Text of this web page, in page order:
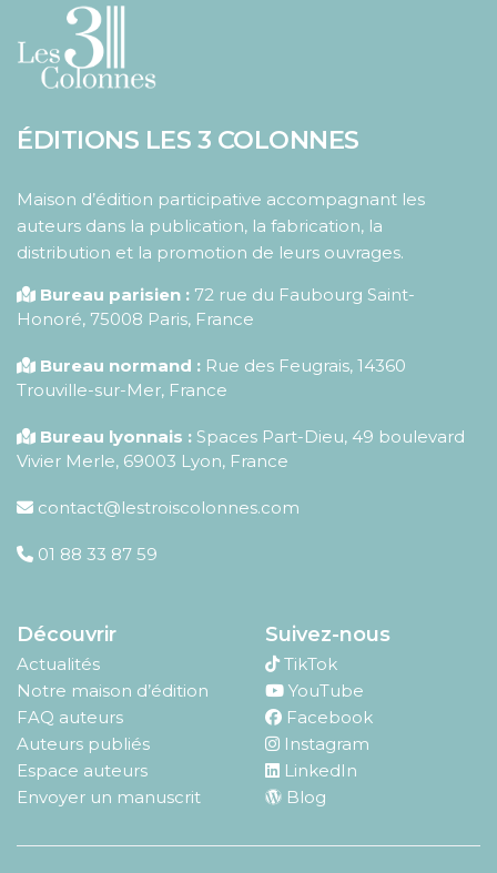
ÉDITIONS LES 3 COLONNES
Maison d’édition participative accompagnant les
auteurs dans la publication, la fabrication, la
distribution et la promotion de leurs ouvrages.
Bureau parisien : 72 rue du Faubourg Saint-
Honoré, 75008 Paris, France
Bureau normand : Rue des Feugrais, 14360
Trouville-sur-Mer, France
Bureau lyonnais : Spaces Part-Dieu, 49 boulevard
Vivier Merle, 69003 Lyon, France
contact@lestroiscolonnes.com
01 88 33 87 59
Découvrir
Actualités
Notre maison d’édition
FAQ auteurs
Auteurs publiés
Espace auteurs
Envoyer un manuscrit
Suivez-nous
TikTok
YouTube
Facebook
Instagram
LinkedIn
Blog